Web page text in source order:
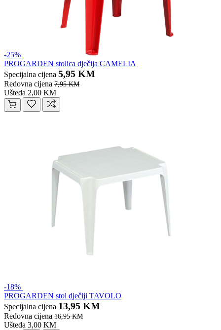
-25%
PROGARDEN stolica dječija CAMELIA
Specijalna cijena 5,95 KM
Redovna cijena 7,95 KM
Ušteda 2,00 KM
-18%
PROGARDEN stol dječiji TAVOLO
Specijalna cijena 13,95 KM
Redovna cijena 16,95 KM
Ušteda 3,00 KM